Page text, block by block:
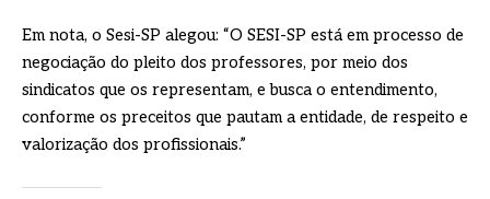
Em nota, o Sesi-SP alegou: “O SESI-SP está em processo de
negociação do pleito dos professores, por meio dos
sindicatos que os representam, e busca o entendimento,
conforme os preceitos que pautam a entidade, de respeito e
valorização dos profissionais.”